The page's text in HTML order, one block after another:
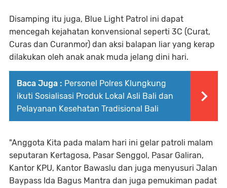
Disamping itu juga, Blue Light Patrol ini dapat
mencegah kejahatan konvensional seperti 3C (Curat,
Curas dan Curanmor) dan aksi balapan liar yang kerap
dilakukan oleh anak anak muda jelang dini hari.
Baca Juga : Personel Polres Klungkung
ikuti Sosialisasi Produk Lokal Asli Bali dan
Pelayanan Kesehatan Tradisional Bali
"Anggota Kita pada malam hari ini gelar patroli malam
seputaran Kertagosa, Pasar Senggol, Pasar Galiran,
Kantor KPU, Kantor Bawaslu dan juga menyusuri Jalan
Baypass Ida Bagus Mantra dan juga pemukiman padat